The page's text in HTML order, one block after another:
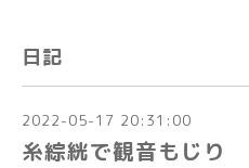
日記
2022-05-17 20:31:00
糸綜絖で観音もじり